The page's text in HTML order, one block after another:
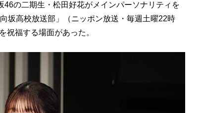
の二期生・松田好花がメインパーソナリティを
坂高校放送部」（ニッポン放送・毎週土曜22時
祝福する場面があった。